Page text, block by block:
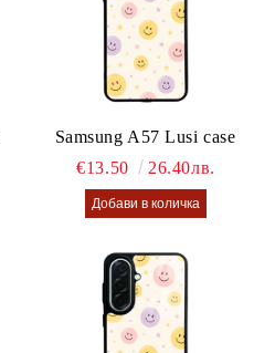
Samsung A57 Lusi case
€13.50
26.40лв.